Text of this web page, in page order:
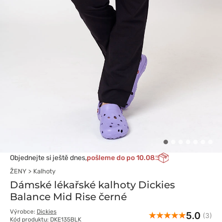
Objednejte si ještě dnes,pošleme do po 10.08
ŽENY Kalhoty
Dámské lékařské kalhoty Dickies
Balance Mid Rise černé
Výrobce: Dickies
Kód produktu: DKE135BLK
5.0 (3)